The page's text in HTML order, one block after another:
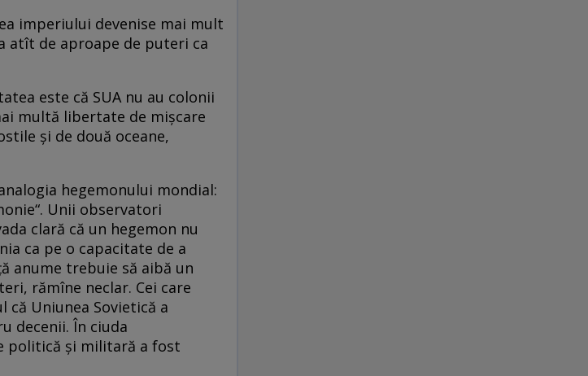
imperiului devenise mai mult
atît de aproape de puteri ca
este că SUA nu au colonii
multă libertate de mişcare
şi de două oceane,
hegemonului mondial:
Unii observatori
clară că un hegemon nu
ca pe o capacitate de a
anume trebuie să aibă un
rămîne neclar. Cei care
Uniunea Sovietică a
decenii. În ciuda
politică şi militară a fost